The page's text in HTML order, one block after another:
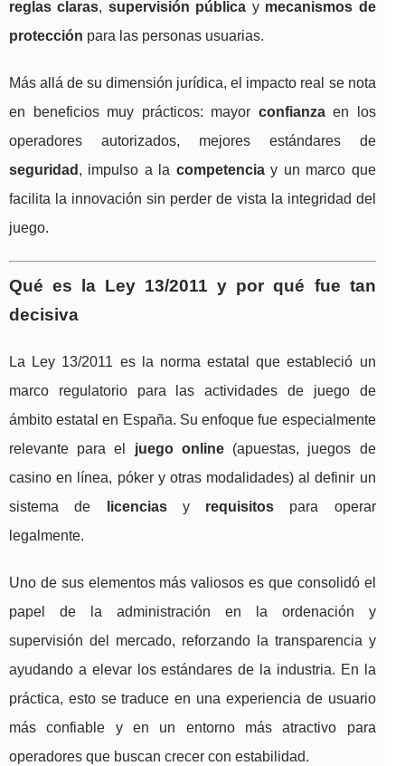
reglas claras, supervisión pública y mecanismos de
protección para las personas usuarias.
Más allá de su dimensión jurídica, el impacto real se nota
en beneficios muy prácticos: mayor confianzaen los
operadores autorizados, mejores estándares de
seguridad , impulso a la competenciay un marco que
facilita la innovación sin perder de vista la integridad del
juego.
Qué es la Ley 13/2011 y por qué fue tan
decisiva
La Ley 13/2011 es la norma estatal que estableció un
marco regulatorio para las actividades de juego de
ámbito estatal en España. Su enfoque fue especialmente
relevante para el juego online(apuestas, juegos de
casino en línea, póker y otras modalidades) al definir un
sistema de
licenciasy requisitos para operar
legalmente.
Uno de sus elementos más valiosos es que consolidó el
papel de la administración en la ordenación y
supervisión del mercado, reforzando la transparencia y
ayudando a elevar los estándares de la industria. En la
práctica, esto se traduce en una experiencia de usuario
más confiable y en un entorno más atractivo para
operadores que buscan crecer con estabilidad.